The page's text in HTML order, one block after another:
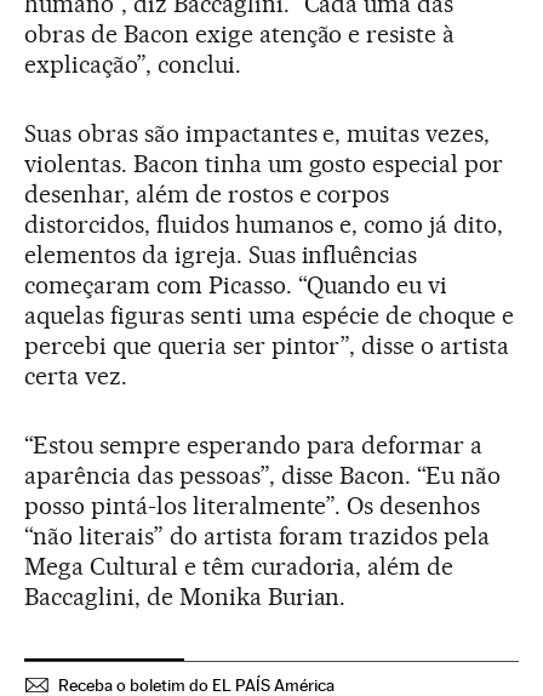
obras de Bacon exige atenção e resiste à
explicação”, conclui.
Suas obras são impactantes e, muitas vezes,
violentas. Bacon tinha um gosto especial por
desenhar, além de rostos e corpos
distorcidos, fluidos humanos e, como já dito,
elementos da igreja. Suas influências
começaram com Picasso. “Quando eu vi
aquelas figuras senti uma espécie de choque e
percebi que queria ser pintor”, disse o artista
certa vez.
“Estou sempre esperando para deformar a
aparência das pessoas”, disse Bacon. “Eu não
posso pintá-los literalmente”. Os desenhos
“não literais” do artista foram trazidos pela
Mega Cultural e têm curadoria, além de
Baccaglini, de Monika Burian.
Receba o boletim do EL PAÍS América